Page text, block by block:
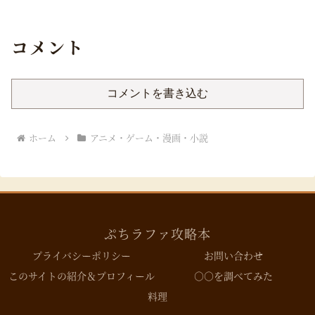
コメント
コメントを書き込む
ホーム アニメ・ゲーム・漫画・小説
ぷちラファ攻略本
プライバシーポリシー
お問い合わせ
このサイトの紹介＆プロフィール
○○を調べてみた
料理